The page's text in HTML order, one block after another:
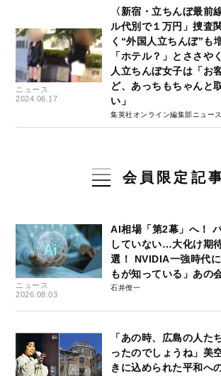
ニュース
2024.06.17
〈新宿・立ちんぼ最前
ル代別で１万円」捜査
く“外国人立ちんぼ”も
「ホテル？」とささ
人立ちんぼ女子は「お
ど、あっちもちゃんと
い」
集英社オンライン編集部ニュー
会員限定記
ニュース
2026.08.03
AI相場「第2幕」へ！
していない…大化け期
選！ NVIDIA一強時代
もが知っている」あの
石井僚一
「あの時、広島の人た
ったのでしょうね」美
きに込められた平和へ